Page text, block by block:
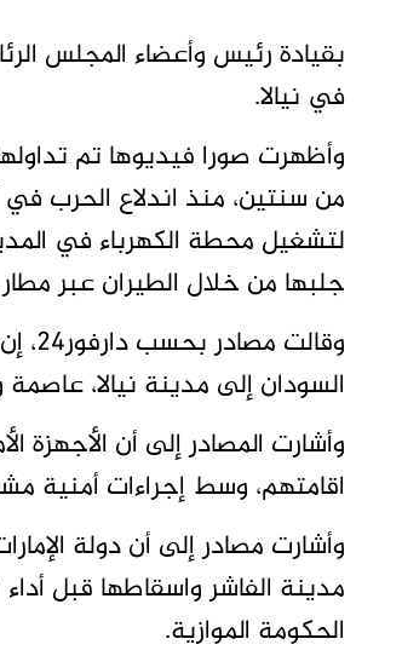
بقيادة رئيس وأعضاء المجلس
في نيالا.
وأظهرت صورا فيديوها تم
لتشغيل محطة الكهرباء في
جلبها من خلال الطيران عبر مطار
السودان إلى مدينة نيالا، عاصمة
وأشارت المصادر إلى أن
اقامتهم، وسط إجراءات أمنية
وأشارت مصادر إلى أن دولة
مدينة الفاشر واسقاطها قبل
الحكومة الموازية.